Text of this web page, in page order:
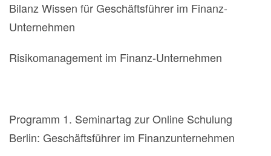
Bilanz Wissen für Geschäftsführer im Finanz-
Unternehmen
Risikomanagement im Finanz-Unternehmen
Programm 1. Seminartag zur Online Schulung
Berlin: Geschäftsführer im Finanzunternehmen